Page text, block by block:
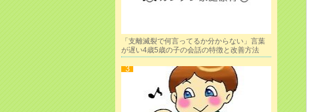
「支離滅裂で何言ってるか分からない」言葉
が遅い4歳5歳の子の会話の特徴と改善方法